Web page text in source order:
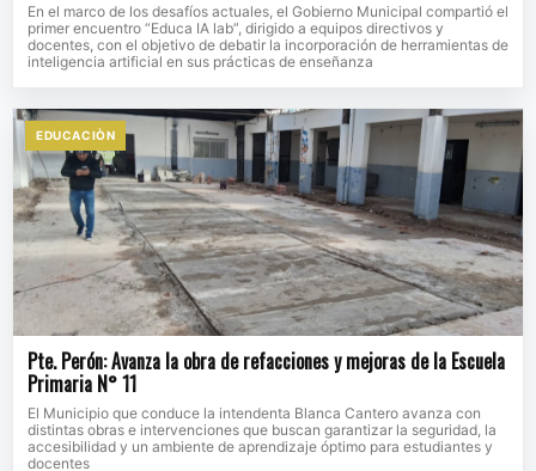
En el marco de los desafíos actuales, el Gobierno Municipal compartió el
primer encuentro “Educa IA lab”, dirigido a equipos directivos y
docentes, con el objetivo de debatir la incorporación de herramientas de
inteligencia artificial en sus prácticas de enseñanza
EDUCACIÒN
Pte. Perón: Avanza la obra de refacciones y mejoras de la Escuela
Primaria N° 11
El Municipio que conduce la intendenta Blanca Cantero avanza con
distintas obras e intervenciones que buscan garantizar la seguridad, la
accesibilidad y un ambiente de aprendizaje óptimo para estudiantes y
docentes